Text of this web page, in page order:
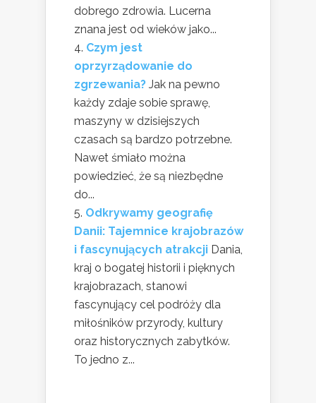
dobrego zdrowia. Lucerna
znana jest od wieków jako...
Czym jest
oprzyrządowanie do
zgrzewania? Jak na pewno
każdy zdaje sobie sprawę,
maszyny w dzisiejszych
czasach są bardzo potrzebne.
Nawet śmiało można
powiedzieć, że są niezbędne
do...
Odkrywamy geografię
Danii: Tajemnice krajobrazów
i fascynujących atrakcji Dania,
kraj o bogatej historii i pięknych
krajobrazach, stanowi
fascynujący cel podróży dla
miłośników przyrody, kultury
oraz historycznych zabytków.
To jedno z...